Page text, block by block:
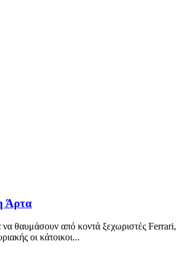
Άρτα
να θαυμάσουν από κοντά ξεχωριστές Ferrari,
οι κάτοικοι...